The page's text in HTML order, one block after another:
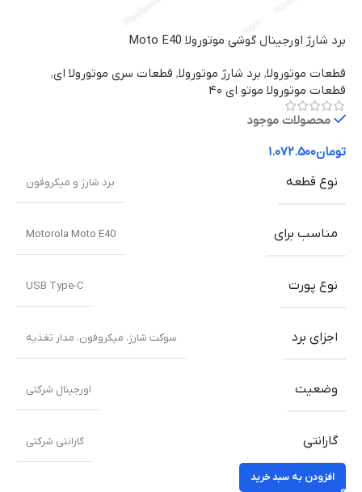
برد شارژ اورجینال گوشی موتورولا Moto E40
قطعات موتورولا, برد شارژ موتورولا, قطعات سری موتورولا ای,
قطعات موتورولا موتو ای ۴۰
محصولات موجود
تومان۱.۰۷۲.۵۰۰
نوع قطعه
برد شارژ و میکروفون
مناسب برای Motorola Moto E40
نوع پورت USB Type-C
اجزای برد سوکت شارژ، میکروفون، مدار تغذیه
وضعیت اورجینال شرکتی
گارانتی گارانتی شرکتی
افزودن به سبد خرید